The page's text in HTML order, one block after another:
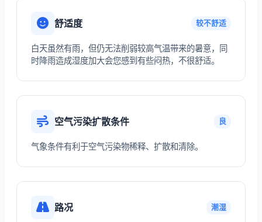
舒适度 较不舒适
白天虽然有雨，但仍无法削弱较高气温带来的暑意，同
时降雨造成湿度加大会您感到有些闷热，不很舒适。
空气污染扩散条件 良
气象条件有利于空气污染物稀释、扩散和清除。
路况 潮湿